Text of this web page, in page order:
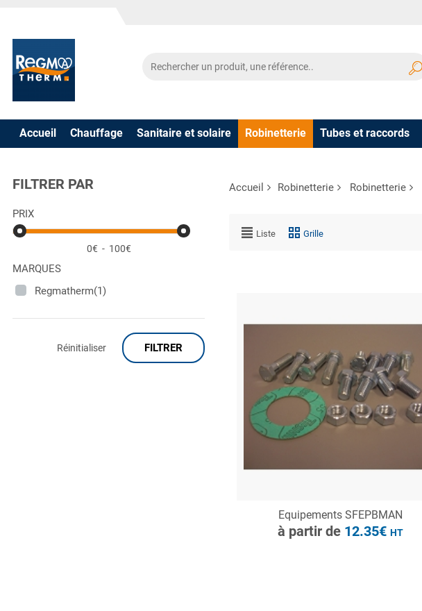
Accueil Chauffage Sanitaire et solaire Robinetterie Tubes et raccords
FILTRER PAR
PRIX
0€ - 100€
MARQUES
Regmatherm(1)
Réinitialiser FILTRER
Accueil Robinetterie Robinetterie
Liste Grille
Equipements SFEPBMAN
à partir de 12.35€ HT
Demande de devis